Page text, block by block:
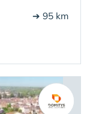
➔ 95 km